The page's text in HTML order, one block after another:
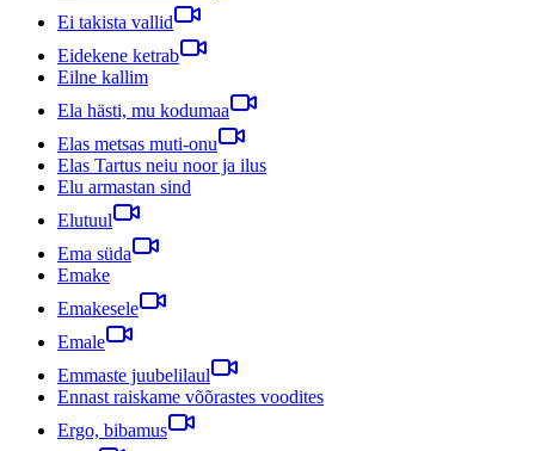
Ei takista vallid
Eidekene ketrab
Eilne kallim
Ela hästi, mu kodumaa
Elas metsas muti-onu
Elas Tartus neiu noor ja ilus
Elu armastan sind
Elutuul
Ema süda
Emake
Emakesele
Emale
Emmaste juubelilaul
Ennast raiskame võõrastes voodites
Ergo, bibamus